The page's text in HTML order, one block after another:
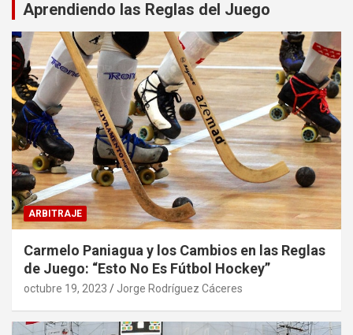
Aprendiendo las Reglas del Juego
ARBITRAJE
Carmelo Paniagua y los Cambios en las Reglas
de Juego: “Esto No Es Fútbol Hockey”
octubre 19, 2023 Jorge Rodríguez Cáceres